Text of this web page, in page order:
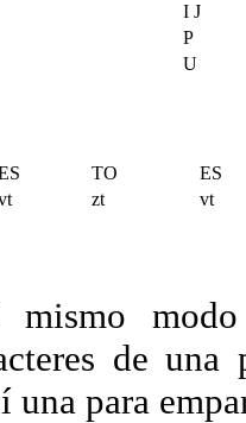
I J
P
U
TO ES
zt vt
mismo
de una
una para